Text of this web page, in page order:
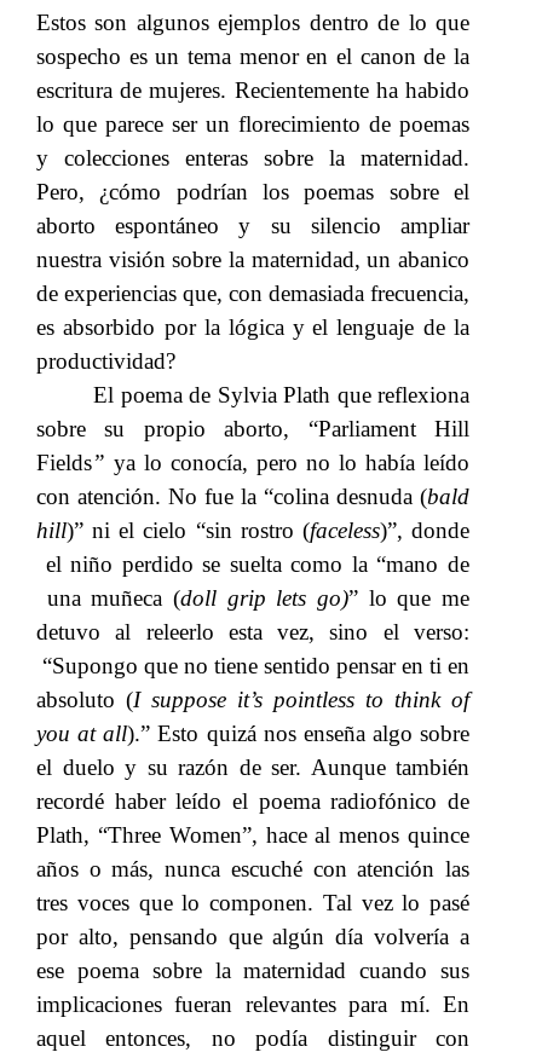
Estos son algunos ejemplos dentro de lo que
sospecho es un tema menor en el canon de la
escritura de mujeres. Recientemente ha habido
lo que parece ser un florecimiento de poemas
y colecciones enteras sobre la maternidad.
Pero, ¿cómo podrían los poemas sobre el
aborto espontáneo y su silencio ampliar
nuestra visión sobre la maternidad, un abanico
de experiencias que, con demasiada frecuencia,
es absorbido por la lógica y​​el lenguaje de la
productividad?
El poema de Sylvia Plath que reflexiona
sobre su propio aborto, “Parliament Hill
Fields”​​ ya lo conocía, pero no lo había leído
con atención. No fue​​ la ​​ “colina ​​ desnuda ​​ (bald
hill)” ni el cielo “sin rostro ​​ (faceless)”, donde​​
el niño perdido se suelta como la​​ “mano de
una​​ muñeca ​​ (doll grip lets go)” lo que me
detuvo al releerlo esta vez, sino​​ el verso:​​
“Supongo que no tiene sentido pensar en ti en
absoluto (I suppose it’s pointless to think of
you at all).” Esto quizá nos enseña algo sobre
el duelo y su razón de ser. Aunque también
recordé haber leído el poema radiofónico de
Plath,​​ “Three Women”, hace al menos quince
años o más, nunca escuché con atención las
tres voces​​ que lo componen. Tal vez lo pasé
por alto, pensando que algún día volvería a
ese poema sobre la maternidad cuando sus
implicaciones fueran relevantes para mí. En
aquel entonces, no podía distinguir con